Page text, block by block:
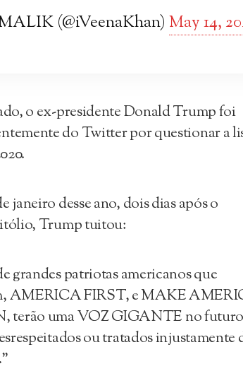
(@iVeenaKhan)May 14,
o ex-presidente Donald Trump foi
do Twitter por questionar a
janeiro desse ano, dois dias após o
Trump tuitou:
grandes patriotas americanos que
AMERICA FIRST, e MAKE
terão uma VOZ GIGANTE no
ou tratados injustamente